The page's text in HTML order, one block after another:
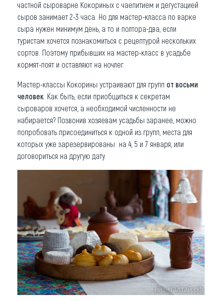
частной сыроварне Кокориных с чаепитием и дегустацией
сыров занимает 2-3 часа. Но для мастер-класса по варке
сыра нужен минимум день, а то и полтора-два, если
туристам хочется познакомиться с рецептурой нескольких
сортов. Поэтому прибывших на мастер-класс в усадьбе
кормят-поят и оставляют на ночлег.
Мастер-классы Кокорины устраивают для групп от восьми
человек . Как быть, если приобщиться к секретам
сыроваров хочется, а необходимой численности не
набирается? Позвонив хозяевам усадьбы заранее, можно
попробовать присоединиться к одной из групп, места для
которых уже зарезервированы на 4, 5 и 7 января, или
договориться на другую дату.